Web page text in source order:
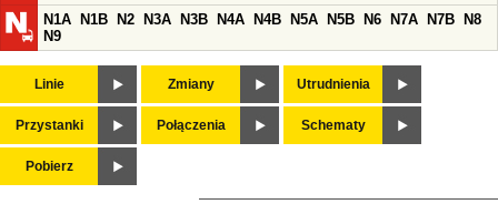
N1A
N1B N2 N3A N3B N4A N4B N5A N5B N6 N7A N7B
N8
N9
Linie Zmiany Utrudnienia
Przystanki Połączenia Schematy
Pobierz